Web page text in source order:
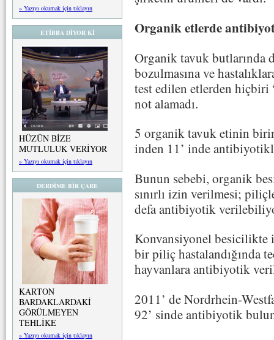
» Yazıyı okumak için tıklayın
ETİBBA DİYOR Kİ
HÜZÜN BİZE
MUTLULUK VERİYOR
» Yazıyı okumak için tıklayın
DERDİME BİR ÇARE
KARTON
BARDAKLARDAKİ
GÖRÜLMEYEN
TEHLİKE
» Yazıyı okumak için tıklayın
Organik etlerde
Organik tavuk butlarında
bozulmasına ve
test edilen etlerden hiçbiri
not alamadı.
5 organik tavuk etinin
inden 11’ inde
Bunun sebebi, organik
sınırlı izin verilmesi;
defa antibiyotik
Konvansiyonel besicilikte
bir piliç hastalandığında
hayvanlara antibiyotik
2011’ de Nordrhein-
92’ sinde antibiyotik